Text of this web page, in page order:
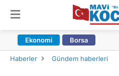
Ekonomi Borsa
Haberler Gündem haberleri